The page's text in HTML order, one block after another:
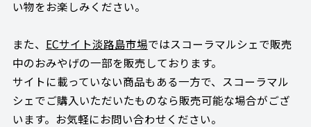
い物をお楽しみください。
また、 ECサイト淡路島市場ではスコーラマルシェで販売
中のおみやげの一部を販売しております。
サイトに載っていない商品もある一方で、スコーラマル
シェでご購入いただいたものなら販売可能な場合がござ
います。お気軽にお問い合わせください。